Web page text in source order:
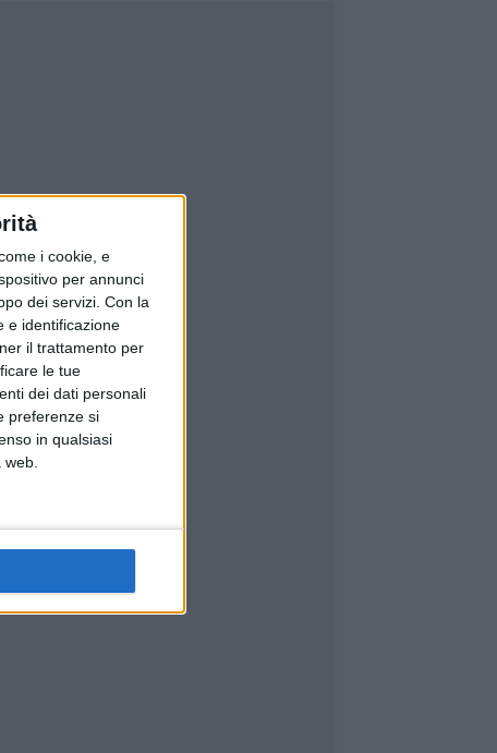
i cookie, e
per annunci
dei servizi. Con la
e identificazione
il trattamento per
le tue
dei dati personali
preferenze si
in qualsiasi